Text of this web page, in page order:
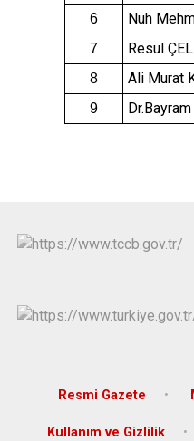
6 Nuh
7 Resul
8 Ali Murat
9
Resmi Gazete
Kullanım ve Gizlilik